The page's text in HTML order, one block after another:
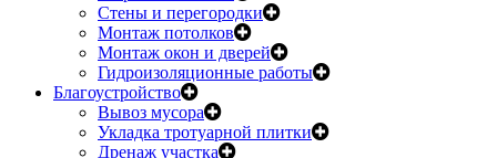
Стены и перегородки
Монтаж потолков
Монтаж окон и дверей
Гидроизоляционные работы
Благоустройство
Вывоз мусора
Укладка тротуарной плитки
Дренаж участка